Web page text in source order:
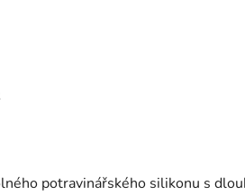
potravinářského silikonu s